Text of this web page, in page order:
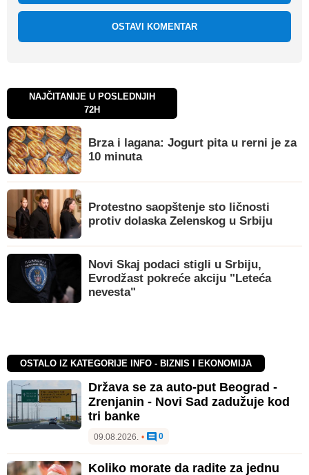
OSTAVI KOMENTAR
NAJČITANIJE U POSLEDNJIH
72H
Brza i lagana: Jogurt pita u rerni je za
10 minuta
Protestno saopštenje sto ličnosti
protiv dolaska Zelenskog u Srbiju
Novi Skaj podaci stigli u Srbiju,
Evrodžast pokreće akciju "Leteća
nevesta"
OSTALO IZ KATEGORIJE INFO - BIZNIS I EKONOMIJA
Država se za auto-put Beograd -
Zrenjanin - Novi Sad zadužuje kod
tri banke
09.08.2026. • 0
Koliko morate da radite za jednu